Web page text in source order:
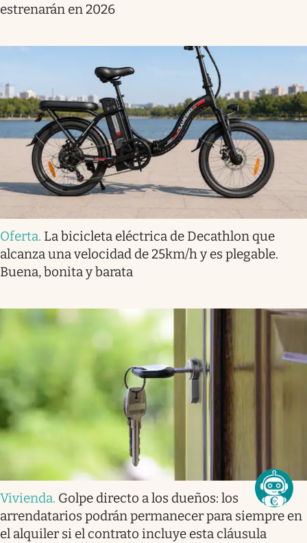
estrenarán en 2026
Oferta. La bicicleta eléctrica de Decathlon que
alcanza una velocidad de 25km/h y es plegable.
Buena, bonita y barata
Vivienda. Golpe directo a los dueños: los
arrendatarios podrán permanecer para siempre en
el alquiler si el contrato incluye esta cláusula